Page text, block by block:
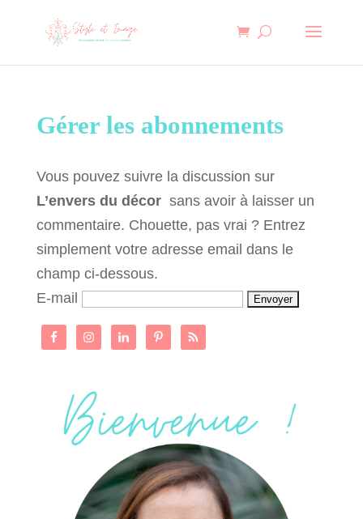
Gérer les abonnements
Vous pouvez suivre la discussion sur
L’envers du décor sans avoir à laisser un
commentaire. Chouette, pas vrai ? Entrez
simplement votre adresse email dans le
champ ci-dessous.
E-mail